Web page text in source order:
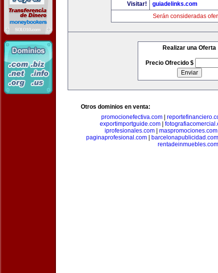
Visitar!
guiadelinks.com
Serán consideradas
Realizar una Oferta
Precio Ofrecido $
Otros dominios en venta:
promocionefectiva.com
exportimportguide.com
iprofesionales.com
maspromociones.com
paginaprofesional.com|
barcelonapublicidad.com
rentadeinmuebles.com